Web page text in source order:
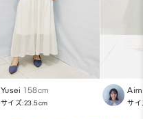
Yusei 158cm
サイズ:23.5cm サ